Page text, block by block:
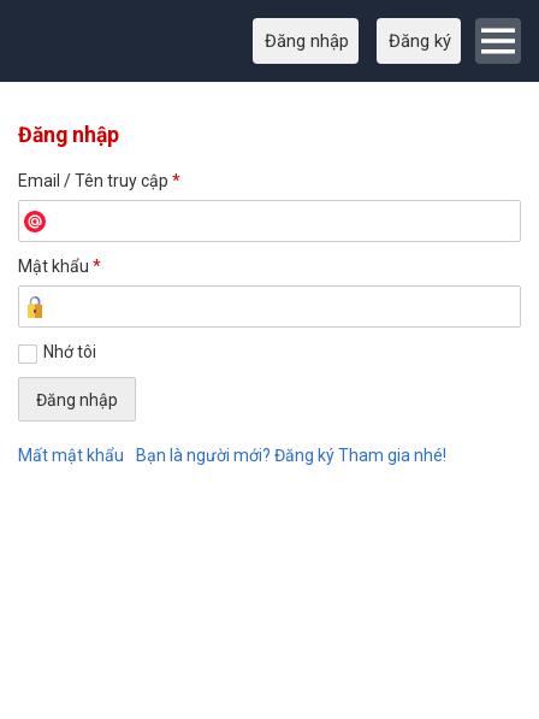
Đăng nhập Đăng ký
Đăng nhập
Email / Tên truy cập *
Mật khẩu *
Nhớ tôi
Mất mật khẩu Bạn là người mới? Đăng ký Tham gia nhé!